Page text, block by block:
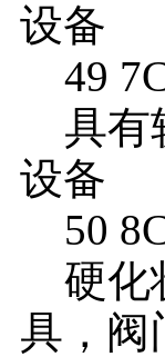
设备
49
具有
设备
50
硬化
具，阀